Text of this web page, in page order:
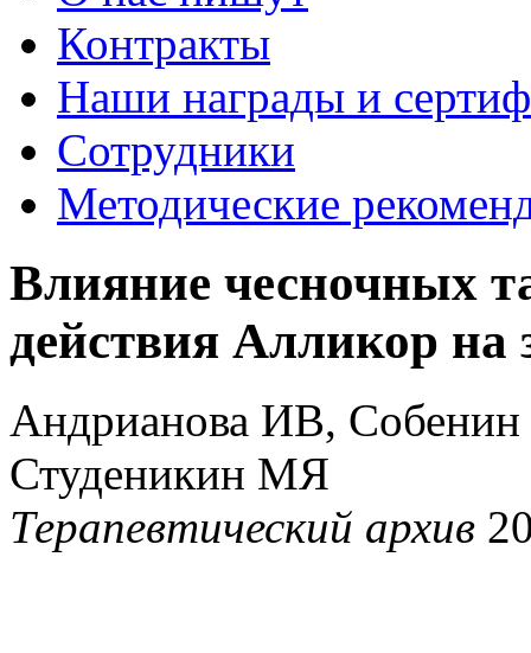
Контракты
Наши награды и
Сотрудники
Методические
Влияние чесночных
действия Алликор на
Андрианова ИВ,
Студеникин МЯ
Терапевтический архив